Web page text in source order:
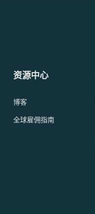
资源中心
博客
全球雇佣指南